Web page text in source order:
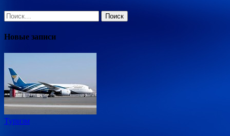
Найти:
Новые записи
Туризм